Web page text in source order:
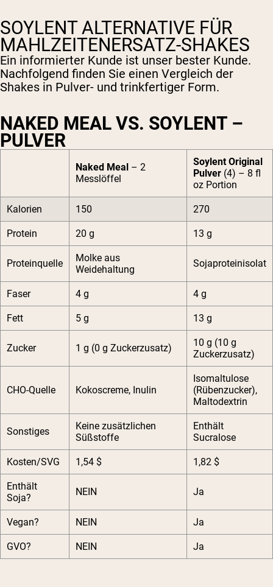
SOYLENT ALTERNATIVE FÜR
MAHLZEITENERSATZ-SHAKES
Ein informierter Kunde ist unser bester Kunde.
Nachfolgend finden Sie einen Vergleich der
Shakes in Pulver- und trinkfertiger Form.
NAKED MEAL VS. SOYLENT –
PULVER
Naked Meal – 2
Messlöffel
Soylent Original
Pulver (4) – 8 fl
oz Portion
Kalorien 150 270
Protein 20 g 13 g
Proteinquelle
Molke aus
Weidehaltung
Sojaproteinisolat
Faser 4 g 4 g
Fett 5 g 13 g
Zucker 1 g (0 g Zuckerzusatz)
10 g (10 g
Zuckerzusatz)
CHO-Quelle Kokoscreme, Inulin
Isomaltulose
(Rübenzucker),
Maltodextrin
Sonstiges
Keine zusätzlichen
Süßstoffe
Enthält
Sucralose
Kosten/SVG 1,54 $ 1,82 $
Enthält
Soja?
NEIN Ja
Vegan? NEIN Ja
GVO? NEIN Ja